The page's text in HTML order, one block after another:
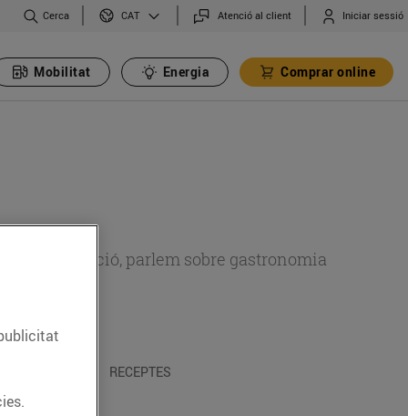
Cerca CAT Atenció al client Iniciar sessió
Mobilitat Energia Comprar online
alimentació, parlem sobre gastronomia
RECEPTES